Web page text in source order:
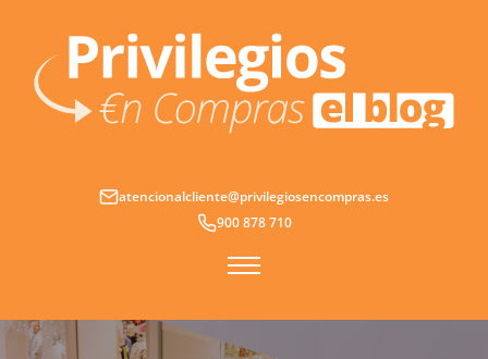
contenido
atencionalcliente@privilegiosencompras.es
900 878 710